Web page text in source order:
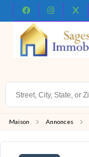
Maison Annonces